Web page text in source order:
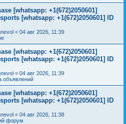
[whatsapp: +1(672)2050601]
[whatsapp: +1(672)2050601] ID
« 04 авг 2026, 11:39
[whatsapp: +1(672)2050601]
[whatsapp: +1(672)2050601] ID
« 04 авг 2026, 11:39
объявлений
[whatsapp: +1(672)2050601]
[whatsapp: +1(672)2050601] ID
« 04 авг 2026, 11:38
форум